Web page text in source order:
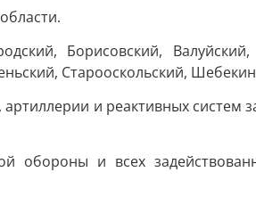
Борисовский,
Старооскольский,
и реактивных систем
обороны и всех